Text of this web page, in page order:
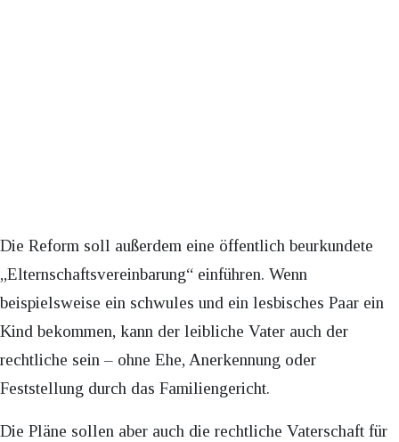
Die Reform soll außerdem eine öffentlich beurkundete
„Elternschaftsvereinbarung“ einführen. Wenn
beispielsweise ein schwules und ein lesbisches Paar ein
Kind bekommen, kann der leibliche Vater auch der
rechtliche sein – ohne Ehe, Anerkennung oder
Feststellung durch das Familiengericht.
Die Pläne sollen aber auch die rechtliche Vaterschaft für